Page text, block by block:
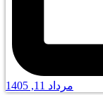
مرداد 11, 1405